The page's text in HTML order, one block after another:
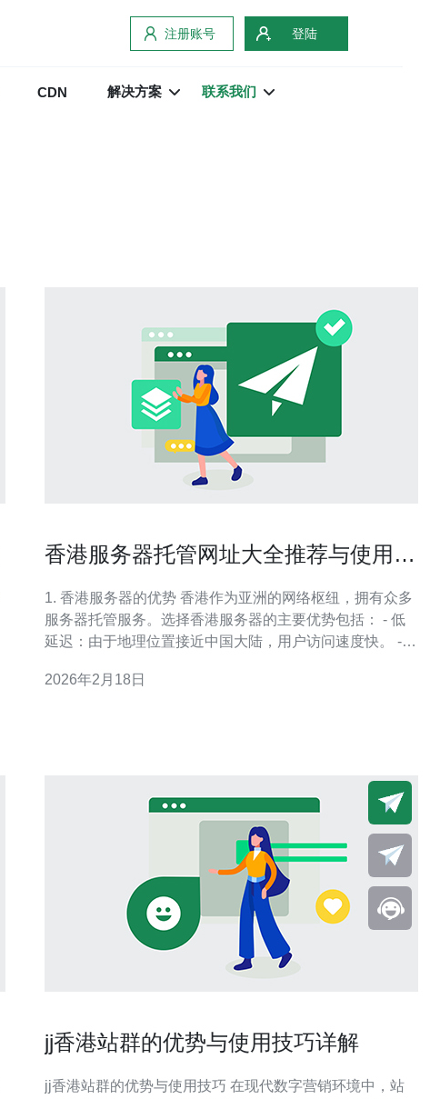
注册账号 登陆
CDN 解决方案 联系我们
香港服务器托管网址大全推荐与使用技
1. 香港服务器的优势 香港作为亚洲的网络枢纽，拥有众多
服务器托管服务。选择香港服务器的主要优势包括： - 低
延迟：由于地理位置接近中国大陆，用户访问速度快。 -
的托管需求。 - 多样化的服务提供商：市场上有多家提供
2026年2月18日
jj香港站群的优势与使用技巧详解
jj香港站群的优势与使用技巧 在现代数字营销环境中，站